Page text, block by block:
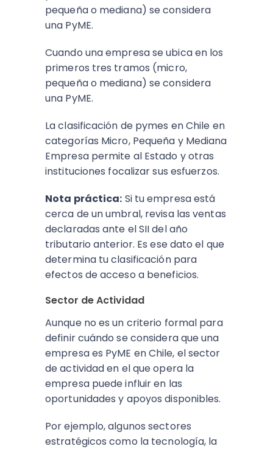
pequeña o mediana) se considera
una PyME.
Cuando una empresa se ubica en los
primeros tres tramos (micro,
pequeña o mediana) se considera
una PyME.
La clasificación de pymes en Chile en
categorías Micro, Pequeña y Mediana
Empresa permite al Estado y otras
instituciones focalizar sus esfuerzos.
Nota práctica: Si tu empresa está
cerca de un umbral, revisa las ventas
declaradas ante el SII del año
tributario anterior. Es ese dato el que
determina tu clasificación para
efectos de acceso a beneficios.
Sector de Actividad
Aunque no es un criterio formal para
definir cuándo se considera que una
empresa es PyME en Chile, el sector
de actividad en el que opera la
empresa puede influir en las
oportunidades y apoyos disponibles.
Por ejemplo, algunos sectores
estratégicos como la tecnología, la